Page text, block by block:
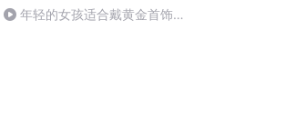
年轻的女孩适合戴黄金首饰